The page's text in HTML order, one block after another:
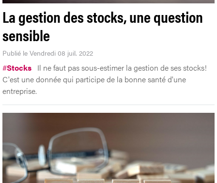
La gestion des stocks, une question
sensible
Publié le Vendredi 08 juil. 2022
#Stocks Il ne faut pas sous-estimer la gestion de ses stocks!
C'est une donnée qui participe de la bonne santé d'une
entreprise.